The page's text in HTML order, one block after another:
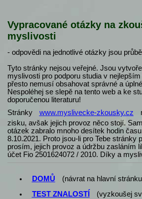
Vypracované otázky na
myslivosti
- odpovědi na jednotlivé otázky jsou
Tyto stránky nejsou veřejné. Jsou
myslivosti pro podporu studia v
přesto nemusí obsahovat správné a
Nespoléhej se slepě na tento web a ke
doporučenou literaturu!
Stránky
www.myslivecke-zkousky.cz
zisku, avšak jejich provoz něco stojí.
otázek zabralo mnoho desítek hodin
8.10.2021. Proto jsou-li pro Tebe stránky
prosím, jejich provoz a údržbu zasláním
účet Fio 2501624072 / 2010. Díky a
DOMŮ
(návrat na hlavní
TEST ZNALOSTÍ
(vyzkoušej